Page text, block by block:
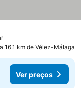
16.1 km de Vélez-Málaga
Ver preços